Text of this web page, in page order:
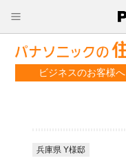
ビジネスのお客様へ
兵庫県 Y様邸